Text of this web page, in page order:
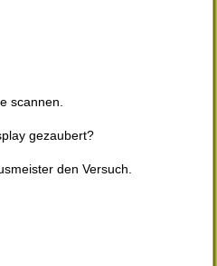
scannen.
gezaubert?
den Versuch.